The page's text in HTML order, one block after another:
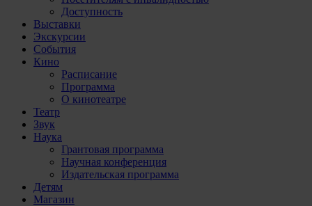
Доступность
Выставки
Экскурсии
События
Кино
Расписание
Программа
О кинотеатре
Театр
Звук
Наука
Грантовая программа
Научная конференция
Издательская программа
Детям
Магазин